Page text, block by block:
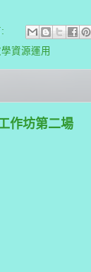
資源運用
作坊第二場